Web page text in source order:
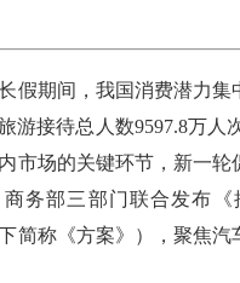
期间，我国消费潜力集
游接待总人数9597.8万人
市场的关键环节，新一
务部三部门联合发布《
简称《方案》），聚焦